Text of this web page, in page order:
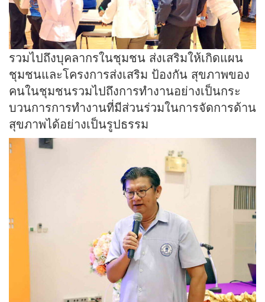
รวมไปถึงบุคลากรในชุมชน ส่งเสริมให้เกิดแผน
ชุมชนและโครงการส่งเสริม ป้องกัน สุขภาพของ
คนในชุมชนรวมไปถึงการทำงานอย่างเป็นกระ
บวนการการทำงานที่มีส่วนร่วมในการจัดการด้าน
สุขภาพได้อย่างเป็นรูปธรรม